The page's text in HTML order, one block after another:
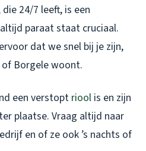
24/7 leeft, is een
paraat staat cruciaal.
dat we snel bij je zijn,
of Borgele woont.
een verstopt riool is en zijn
plaatse. Vraag altijd naar
en of ze ook ’s nachts of